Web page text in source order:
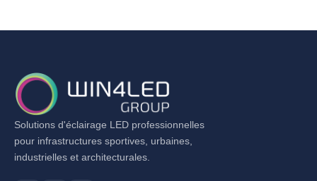
Solutions d'éclairage LED professionnelles
pour infrastructures sportives, urbaines,
industrielles et architecturales.